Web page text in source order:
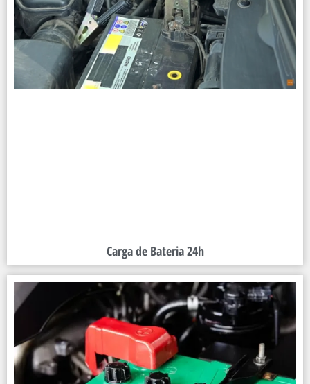
Carga de Bateria 24h